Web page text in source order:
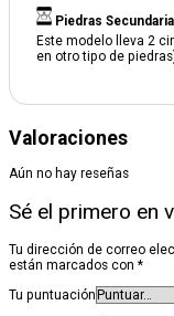
Piedras
Este modelo lleva 2
en otro tipo de
Valoraciones
Aún no hay reseñas
Sé el primero en
Tu dirección de correo
están marcados con *
Tu puntuación